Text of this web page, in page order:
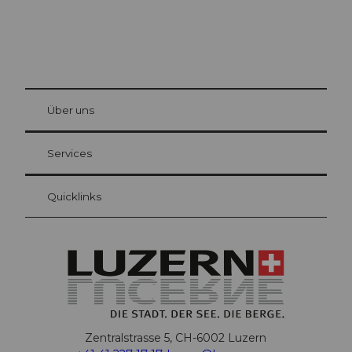
Gästekarte Luzern
Ihre Vorteile als Übernachtungsgast
at Bre
Über uns
Services
Quicklinks
Zentralstrasse 5, CH-6002 Luzern